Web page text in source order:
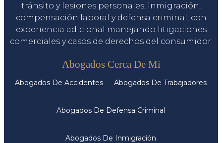
tránsito y lesiones personales, inmigración,
compensación laboral y defensa criminal, con
experiencia adicional manejando litigaciones
comerciales y casos de derechos del consumidor.
Abogados Cerca De Mi
Abogados De Accidentes Abogados De Trabajadores
Abogados De Defensa Criminal
Abogados De Inmigración